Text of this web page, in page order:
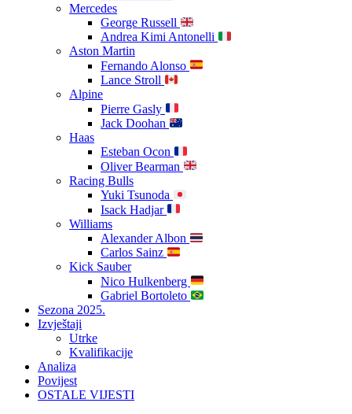
Mercedes
George Russell
Andrea Kimi Antonelli
Aston Martin
Fernando Alonso
Lance Stroll
Alpine
Pierre Gasly
Jack Doohan
Haas
Esteban Ocon
Oliver Bearman
Racing Bulls
Yuki Tsunoda
Isack Hadjar
Williams
Alexander Albon
Carlos Sainz
Kick Sauber
Nico Hulkenberg
Gabriel Bortoleto
Sezona 2025.
Izvještaji
Utrke
Kvalifikacije
Analiza
Povijest
OSTALE VIJESTI